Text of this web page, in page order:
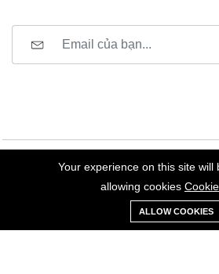
©2023 Hoa Nelly . All Rights
0
Xe
đẩy
Your experience on this site will
allowing cookies
ALLOW COOKIES